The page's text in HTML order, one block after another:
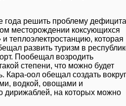
года решить проблему дефицита
месторождении коксующихся
теплоэлектростанцию, которая
развить туризм в
Пообещал возродить
степени, что можно будет
Кара-оол обещал создать вокруг
водкой, овощами и
дирижаблей, на которых можно